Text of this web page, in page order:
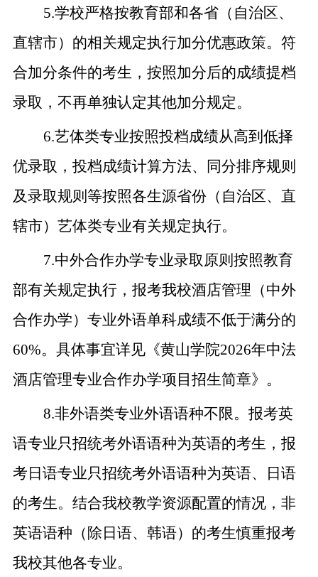
5.学校严格按教育部和各省（自治区、
直辖市）的相关规定执行加分优惠政策。符
合加分条件的考生，按照加分后的成绩提档
录取，不再单独认定其他加分规定。
6.艺体类专业按照投档成绩从高到低择
优录取，投档成绩计算方法、同分排序规则
及录取规则等按照各生源省份（自治区、直
辖市）艺体类专业有关规定执行。
7.中外合作办学专业录取原则按照教育
部有关规定执行，报考我校酒店管理（中外
合作办学）专业外语单科成绩不低于满分的
60%。具体事宜详见《黄山学院2026年中法
酒店管理专业合作办学项目招生简章》。
8.非外语类专业外语语种不限。报考英
语专业只招统考外语语种为英语的考生，报
考日语专业只招统考外语语种为英语、日语
的考生。结合我校教学资源配置的情况，非
英语语种（除日语、韩语）的考生慎重报考
我校其他各专业。